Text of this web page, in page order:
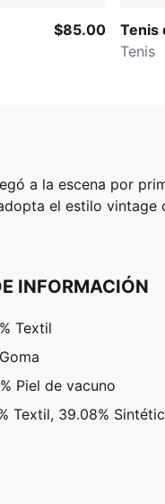
$85.00
Tenis
Tenis
a la escena por
el estilo vintage
INFORMACIÓN
Textil
Piel de vacuno
Textil, 39.08%